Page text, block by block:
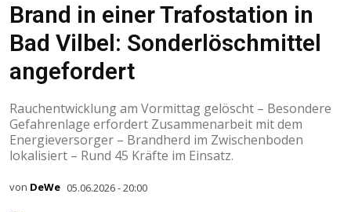
Brand in einer Trafostation in
Bad Vilbel: Sonderlöschmittel
angefordert
Rauchentwicklung am Vormittag gelöscht – Besondere
Gefahrenlage erfordert Zusammenarbeit mit dem
Energieversorger – Brandherd im Zwischenboden
lokalisiert – Rund 45 Kräfte im Einsatz.
von DeWe 05.06.2026 - 20:00